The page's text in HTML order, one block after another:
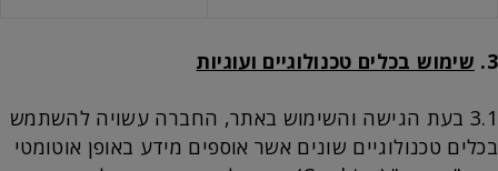
3. שימוש בכלים טכנולוגיים ועוגיות
3.1 בעת הגישה והשימוש באתר, החברה עשויה להשתמש
בכלים טכנולוגיים שונים אשר אוספים מידע באופן אוטומטי